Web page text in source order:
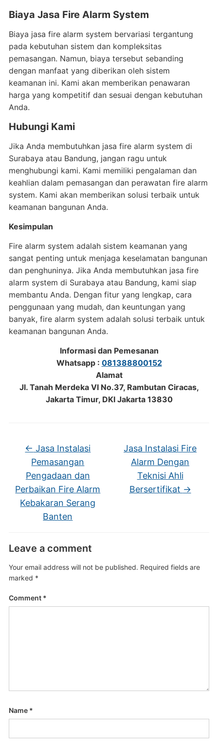
Biaya Jasa Fire Alarm System
Biaya jasa fire alarm system bervariasi tergantung
pada kebutuhan sistem dan kompleksitas
pemasangan. Namun, biaya tersebut sebanding
dengan manfaat yang diberikan oleh sistem
keamanan ini. Kami akan memberikan penawaran
harga yang kompetitif dan sesuai dengan kebutuhan
Anda.
Hubungi Kami
Jika Anda membutuhkan jasa fire alarm system di
Surabaya atau Bandung, jangan ragu untuk
menghubungi kami. Kami memiliki pengalaman dan
keahlian dalam pemasangan dan perawatan fire alarm
system. Kami akan memberikan solusi terbaik untuk
keamanan bangunan Anda.
Kesimpulan
Fire alarm system adalah sistem keamanan yang
sangat penting untuk menjaga keselamatan bangunan
dan penghuninya. Jika Anda membutuhkan jasa fire
alarm system di Surabaya atau Bandung, kami siap
membantu Anda. Dengan fitur yang lengkap, cara
penggunaan yang mudah, dan keuntungan yang
banyak, fire alarm system adalah solusi terbaik untuk
keamanan bangunan Anda.
Informasi dan Pemesanan
Whatsapp : 081388800152
Alamat
Jl. Tanah Merdeka VI No.37, Rambutan Ciracas,
Jakarta Timur, DKI Jakarta 13830
← Jasa Instalasi
Pemasangan
Pengadaan dan
Perbaikan Fire Alarm
Kebakaran Serang
Banten
Jasa Instalasi Fire
Alarm Dengan
Teknisi Ahli
Bersertifikat →
Leave a comment
Your email address will not be published. Required fields are
marked *
Comment *
Name *